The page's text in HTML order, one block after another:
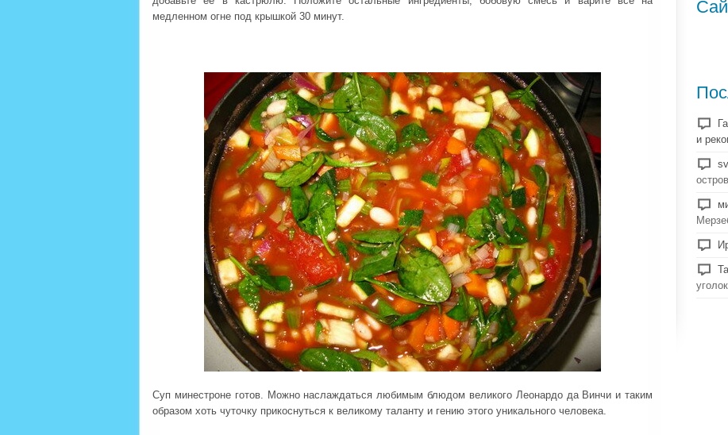
медленном огне под крышкой 30 минут.
Суп минестроне готов. Можно наслаждаться любимым блюдом великого Леонардо да Винчи и таким
образом хоть чуточку прикоснуться к великому таланту и гению этого уникального человека.
и
уголок